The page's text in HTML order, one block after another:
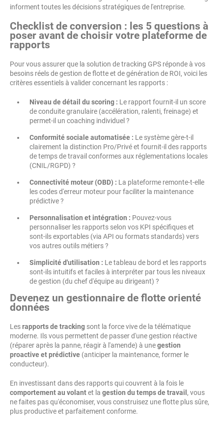
informent toutes les décisions stratégiques de l'entreprise.
Checklist de conversion : les 5 questions à
poser avant de choisir votre plateforme de
rapports
Pour vous assurer que la solution de tracking GPS réponde à vos
besoins réels de gestion de flotte et de génération de ROI, voici les
critères essentiels à valider concernant les rapports :
Niveau de détail du scoring : Le rapport fournit-il un score
de conduite granulaire (accélération, ralenti, freinage) et
permet-il un coaching individuel ?
Conformité sociale automatisée : Le système gère-t-il
clairement la distinction Pro/Privé et fournit-il des rapports
de temps de travail conformes aux réglementations locales
(CNIL/RGPD) ?
Connectivité moteur (OBD) : La plateforme remonte-t-elle
les codes d'erreur moteur pour faciliter la maintenance
prédictive ?
Personnalisation et intégration : Pouvez-vous
personnaliser les rapports selon vos KPI spécifiques et
sont-ils exportables (via API ou formats standards) vers
vos autres outils métiers ?
Simplicité d'utilisation : Le tableau de bord et les rapports
sont-ils intuitifs et faciles à interpréter par tous les niveaux
de gestion (du chef d'équipe au dirigeant) ?
Devenez un gestionnaire de flotte orienté
données
Lesrapports de tracking sont la force vive de la télématique
moderne. Ils vous permettent de passer d'une gestion réactive
(réparer après la panne, réagir à l'amende) à unegestion
proactive et prédictive (anticiper la maintenance, former le
conducteur).
En investissant dans des rapports qui couvrent à la fois le
comportement au volantet la gestion du temps de travail , vous
ne faites pas qu'économiser, vous construisez une flotte plus sûre,
plus productive et parfaitement conforme.